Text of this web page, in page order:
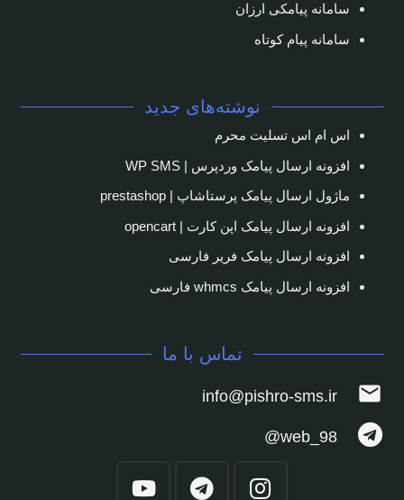
سامانه پیامکی ارزان
سامانه پیام کوتاه
نوشته‌های جدید
اس ام اس تسلیت محرم
افزونه ارسال پیامک وردپرس | WP SMS
ماژول ارسال پیامک پرستاشاپ | prestashop
افزونه ارسال پیامک اپن کارت | opencart
افزونه ارسال پیامک فریر فارسی
افزونه ارسال پیامک whmcs فارسی
تماس با ما
mail
info@pishro-sms.ir
web_98@